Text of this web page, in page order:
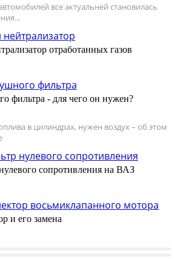
все актуальней становилась
отработанных газов
фильтра - для чего он нужен?
в цилиндрах, нужен воздух – об этом
сопротивления на ВАЗ
и его замена